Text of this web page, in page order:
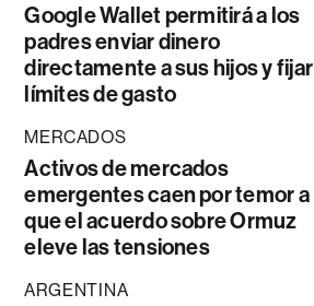
Google Wallet permitirá a los
padres enviar dinero
directamente a sus hijos y fijar
límites de gasto
MERCADOS
Activos de mercados
emergentes caen por temor a
que el acuerdo sobre Ormuz
eleve las tensiones
ARGENTINA